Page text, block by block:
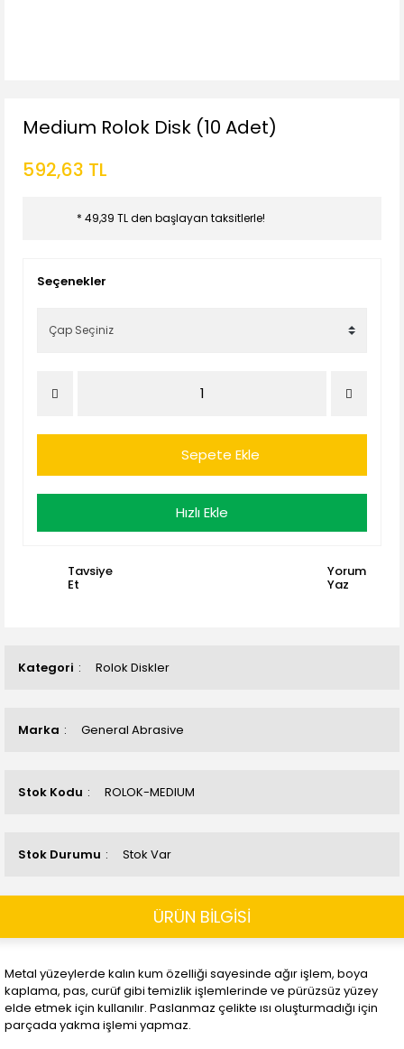
Kategori Rolok Diskler
Marka General Abrasive
Stok Kodu ROLOK-MEDIUM
Stok Durumu Stok Var
Medium Rolok Disk (10 Adet)
592,63 TL
* 49,39 TL den başlayan taksitlerle!
Seçenekler
Sepete Ekle
Hızlı Ekle
Tavsiye
Et
Yorum
Yaz
ÜRÜN BİLGİSİ
Metal yüzeylerde kalın kum özelliği sayesinde ağır işlem, boya
kaplama, pas, curüf gibi temizlik işlemlerinde ve pürüzsüz yüzey
elde etmek için kullanılır. Paslanmaz çelikte ısı oluşturmadığı için
parçada yakma işlemi yapmaz.